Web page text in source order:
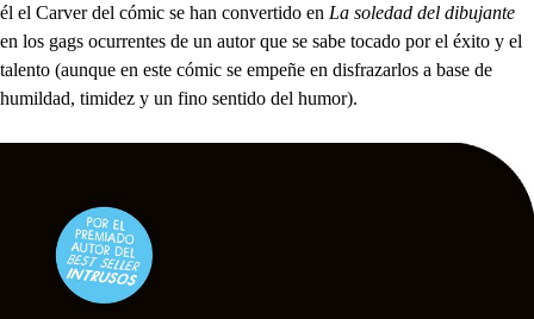
él el Carver del cómic se han convertido en La soledad del dibujante
en los gags ocurrentes de un autor que se sabe tocado por el éxito y el
talento (aunque en este cómic se empeñe en disfrazarlos a base de
humildad, timidez y un fino sentido del humor).